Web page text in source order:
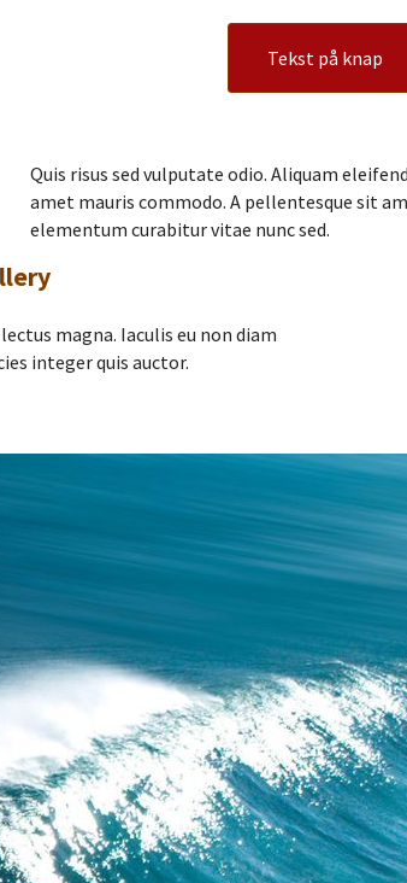
Tekst på knap
Quis risus sed vulputate odio. Aliquam
amet mauris commodo. A pellentesque sit
elementum curabitur vitae nunc sed.
magna. Iaculis eu non diam
integer quis auctor.